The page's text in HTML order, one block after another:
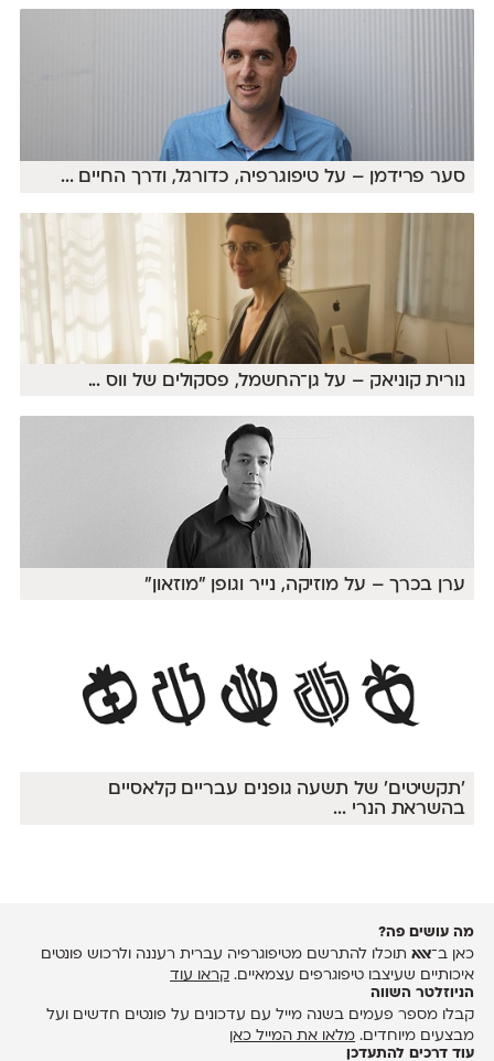
סער פרידמן – על טיפוגרפיה, כדורגל, ודרך החיים ...
נורית קוניאק – על גן־החשמל, פסקולים של ווס ...
ערן בכרך – על מוזיקה, נייר וגופן ״מוזאון״
׳תקשיטים׳ של תשעה גופנים עבריים קלאסיים
בהשראת הנרי ...
מה עושים פה?
כאן ב־אאאתוכלו להתרשם מטיפוגרפיה עברית רעננה ולרכוש פונטים
איכותיים שעיצבו טיפוגרפים עצמאיים. קראו עוד
הניוזלטר השווה
קבלו מספר פעמים בשנה מייל עם עדכונים על פונטים חדשים ועל
מבצעים מיוחדים. מלאו את המייל כאן
עוד דרכים להתעדכן